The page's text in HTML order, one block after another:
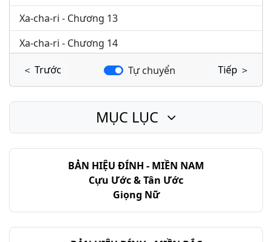
Xa-cha-ri - Chương 13
Xa-cha-ri - Chương 14
＜ Trước
Tự chuyển Tiếp ＞
BẢN HIỆU ĐÍNH - MIỀN NAM
Cựu Ước & Tân Ước
Giọng Nữ
MỤC LỤC